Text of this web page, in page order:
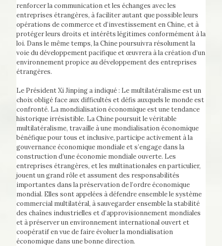
renforcer la communication et les échanges avec les
entreprises étrangères, à faciliter autant que possible leurs
opérations de commerce et d’investissement en Chine, et à
protéger leurs droits et intérêts légitimes conformément à la
loi. Dans le même temps, la Chine poursuivra résolument la
voie du développement pacifique et œuvrera à la création d’un
environnement propice au développement des entreprises
étrangères.
Le Président Xi Jinping a indiqué : Le multilatéralisme est un
choix obligé face aux difficultés et défis auxquels le monde est
confronté. La mondialisation économique est une tendance
historique irrésistible. La Chine poursuit le véritable
multilatéralisme, travaille à une mondialisation économique
bénéfique pour tous et inclusive, participe activement à la
gouvernance économique mondiale et s’engage dans la
construction d’une économie mondiale ouverte. Les
entreprises étrangères, et les multinationales en particulier,
jouent un grand rôle et assument des responsabilités
importantes dans la préservation de l’ordre économique
mondial. Elles sont appelées à défendre ensemble le système
commercial multilatéral, à sauvegarder ensemble la stabilité
des chaînes industrielles et d’approvisionnement mondiales
et à préserver un environnement international ouvert et
coopératif en vue de faire évoluer la mondialisation
économique dans une bonne direction.